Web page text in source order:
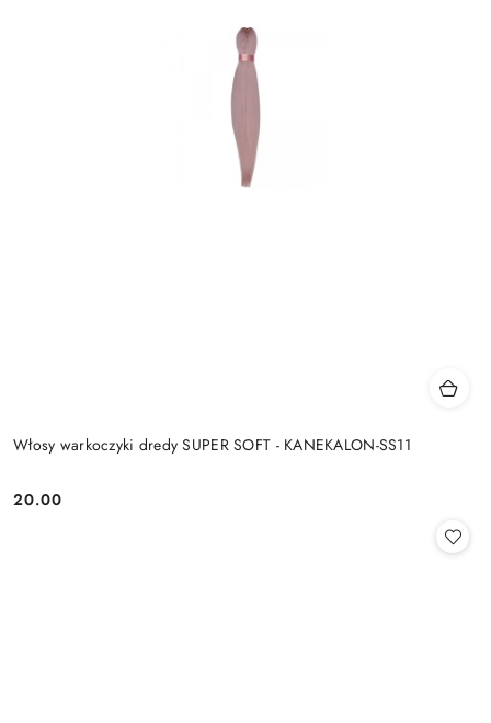
Włosy warkoczyki dredy SUPER SOFT - KANEKALON-SS11
Cena:
20.00